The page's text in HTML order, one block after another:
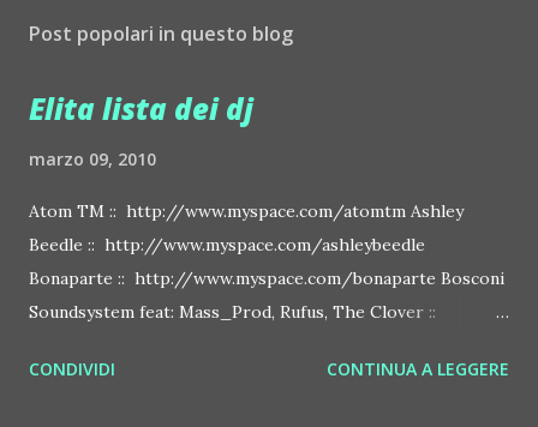
Post popolari in questo blog
Elita lista dei dj
marzo 09, 2010
Atom TM :: http://www.myspace.com/atomtm Ashley
Beedle :: http://www.myspace.com/ashleybeedle
Bonaparte :: http://www.myspace.com/bonaparte Bosconi
Soundsystem feat: Mass_Prod, Rufus, The Clover ::
http://www.myspace.com/benderbyetone Chapelier Fou ::
CONDIVIDI CONTINUA A LEGGERE